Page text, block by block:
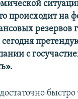
происходит на
резервов
с
.
быстро